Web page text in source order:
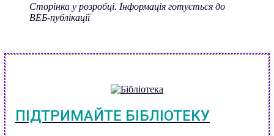
Сторінка у розробці. Інформація готується до
ВЕБ-публікації
ПІДТРИМАЙТЕ БІБЛІОТЕКУ